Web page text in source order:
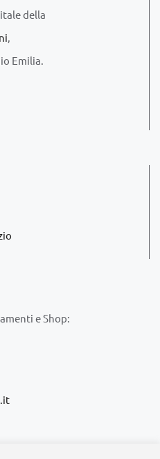
della
,
Emilia.
e Shop: